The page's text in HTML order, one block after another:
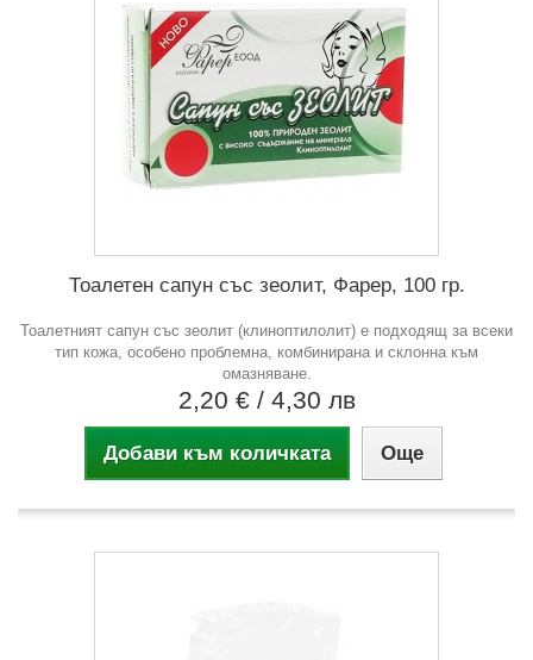
Тоалетен сапун със зеолит, Фарер, 100 гр.
Тоалетният сапун със зеолит (клиноптилолит) е подходящ за всеки
тип кожа, особено проблемна, комбинирана и склонна към
омазняване.
2,20 € / 4,30 лв
Добави към количката Още